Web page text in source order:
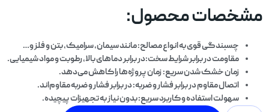
مشخصات محصول:
چسبندگی قوی به انواع مصالح: مانند سیمان، سرامیک، بتن و فلز و…
مقاومت در برابر شرایط سخت:در برابر دماهای بالا، رطوبت و مواد شیمیایی.
زمان خشک شدن سریع: زمان پروژه‌ها را کاهش می‌دهد.
اتصال مقاوم در برابر فشار و ضربه: در برابر فشار و ضربه مقاوم‌اند.
سهولت استفاده و کاربرد سریع: بدون نیاز به تجهیزات پیچیده.